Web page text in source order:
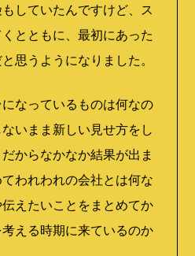
していたんですけど、ス
とともに、最初にあった
思うようになりました。
なっているものは何なの
いまま新しい見せ方をし
からなかなか結果が出ま
われわれの会社とは何な
えたいことをまとめてか
える時期に来ているのか